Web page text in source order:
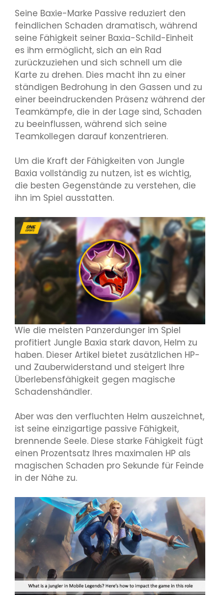
Seine Baxie-Marke Passive reduziert den
feindlichen Schaden dramatisch, während
seine Fähigkeit seiner Baxia-Schild-Einheit
es ihm ermöglicht, sich an ein Rad
zurückzuziehen und sich schnell um die
Karte zu drehen. Dies macht ihn zu einer
ständigen Bedrohung in den Gassen und zu
einer beeindruckenden Präsenz während der
Teamkämpfe, die in der Lage sind, Schaden
zu beeinflussen, während sich seine
Teamkollegen darauf konzentrieren.
Um die Kraft der Fähigkeiten von Jungle
Baxia vollständig zu nutzen, ist es wichtig,
die besten Gegenstände zu verstehen, die
ihn im Spiel ausstatten.
Wie die meisten Panzerdunger im Spiel
profitiert Jungle Baxia stark davon, Helm zu
haben. Dieser Artikel bietet zusätzlichen HP-
und Zauberwiderstand und steigert Ihre
Überlebensfähigkeit gegen magische
Schadenshändler.
Aber was den verfluchten Helm auszeichnet,
ist seine einzigartige passive Fähigkeit,
brennende Seele. Diese starke Fähigkeit fügt
einen Prozentsatz Ihres maximalen HP als
magischen Schaden pro Sekunde für Feinde
in der Nähe zu.